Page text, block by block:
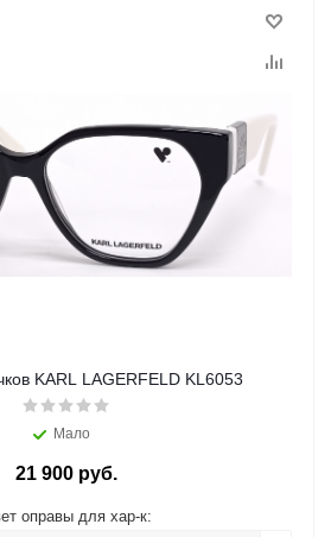
KARL LAGERFELD KL6053
Мало
21 900 руб.
оправы для хар-к: